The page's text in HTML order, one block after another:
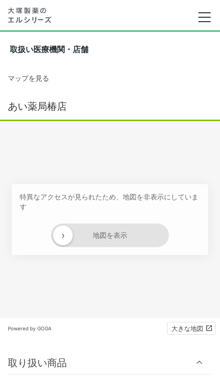
取扱い医療機関・店舗
マップを見る
あい薬局椿店
特異なアクセスが見られたため、地図を非表示にしていま
す
地図を表示
›
Powered by GOGA 大きな地図
取り扱い商品